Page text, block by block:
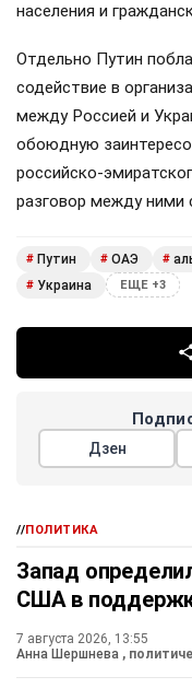
населения и
Отдельно Путин
содействие в
между Россией и
обоюдную
российско-
разговор между ними
# Путин # ОАЭ #
# Украина ЕЩЕ +3
Дзен
//ПОЛИТИКА
Запад
США в
7 августа 2026, 13:55
Анна Шершнева ,